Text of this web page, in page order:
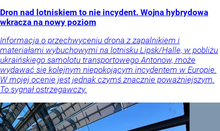
Dron nad lotniskiem to nie incydent. Wojna hybrydowa
wkracza na nowy poziom
Informacja o przechwyceniu drona z zapalnikiem i
materiałami wybuchowymi na lotnisku Lipsk/Halle, w pobliżu
ukraińskiego samolotu transportowego Antonow, może
wydawać się kolejnym niepokojącym incydentem w Europie.
W mojej ocenie jest jednak czymś znacznie poważniejszym.
To sygnał ostrzegawczy.